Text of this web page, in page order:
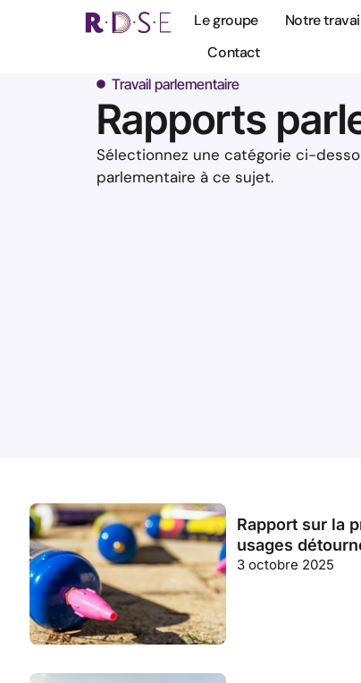
Le groupe Notre
Contact
Travail parlementaire
Rapports
Sélectionnez une catégorie ci-
parlementaire à ce sujet.
Rapport sur la
usages
3 octobre 2025